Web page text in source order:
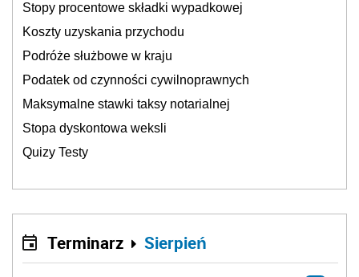
Stopy procentowe składki wypadkowej
Koszty uzyskania przychodu
Podróże służbowe w kraju
Podatek od czynności cywilnoprawnych
Maksymalne stawki taksy notarialnej
Stopa dyskontowa weksli
Quizy Testy
Terminarz Sierpień